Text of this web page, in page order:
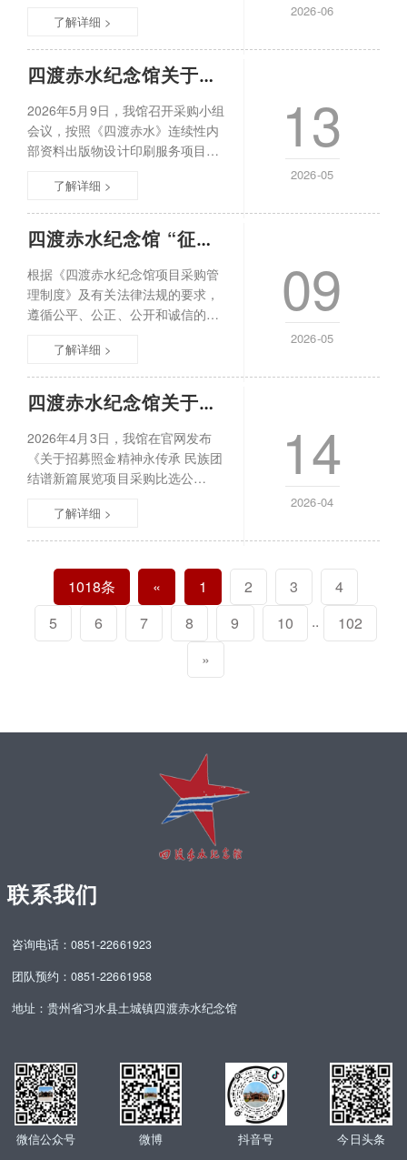
名，经资格审核，3家单位均符合条
件。2026年5月15日，我馆召开采
购领导小组会议，对3家意向单位提
交的响应文件、服务内容及报价等
进行评审。按照采购比选公告要
求，采购小组建议由贵州启沅展博
文化发展有限公司为本项目中选单
了解详细 >
2026-06
四渡赤水纪念馆关于《四渡赤水》连续性内
2026年5月9日，我馆召开采购小组
会议，按照《四渡赤水》连续性内
部资料出版物设计印刷服务项目采
连续性内部资料出版物印刷单位相
关要求，对符合条件的报名单位进
行评定，经5月11日我馆过渡期
2026年第四次馆务会研究。现将比
选结果公示如下：成交单位：贵阳
快捷彩印有限公司成交金额：壹肆
万伍仟捌佰元整（&yen;4580000
了解详细 >
13
2026-05
四渡赤水纪念馆 “征途芳华——长征女红军
根据《四渡赤水纪念馆项目采购管
理制度》及有关法律法规的要求，
遵循公平、公正、公开和诚信的原
长征女红军故事展展览服务项目以
公开比选方式确定项目中选单位。
一、项目基本情况1项目名称：征途
芳华——长征女红军故事展展览服
务项目2展览基本情况字数：31880
个；图片：167张3工作范围：征途
芳华——长征女红军故事展展览及
了解详细 >
09
2026-05
四渡赤水纪念馆关于《照金精神永传承 民
2026年4月3日，我馆在官网发布
《关于招募照金精神永传承 民族团
结谱新篇展览项目采购比选公
名，经资格审核，3家单位符合条
件。2026年4月10日下午，我馆召
位提交的响应文件、服务内容及报
价等进行评审。按照采购比选公告
要求，采购小组建议由贵州帅黔万
祥广告传媒有限公司为本项目中选
了解详细 >
14
2026-04
1018条 « 1 2 3
4
5
6 7 8 9 10 ..
102
»
联系我们
咨询电话：0851-22661923
团队预约：0851-22661958
地址：贵州省习水县土城镇四渡赤水纪念馆
微信公众号 微博 抖音号 今日头条